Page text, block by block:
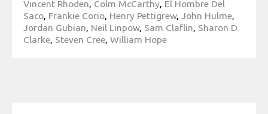
Vincent Rhoden, Colm McCarthy, El Hombre Del
Saco, Frankie Corio, Henry Pettigrew, John Hulme,
Jordan Gubian, Neil Linpow, Sam Claflin, Sharon D.
Clarke, Steven Cree, William Hope